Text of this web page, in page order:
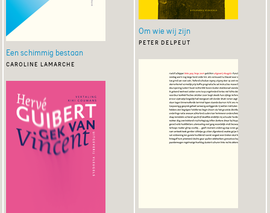
Een schimmig bestaan
caroline lamarche
Om wie wij zijn
peter delpeut